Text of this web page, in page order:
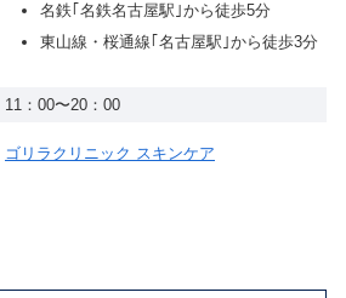
名鉄｢名鉄名古屋駅｣から徒歩5分
東山線・桜通線｢名古屋駅｣から徒歩3分
11：00〜20：00
ゴリラクリニック スキンケア